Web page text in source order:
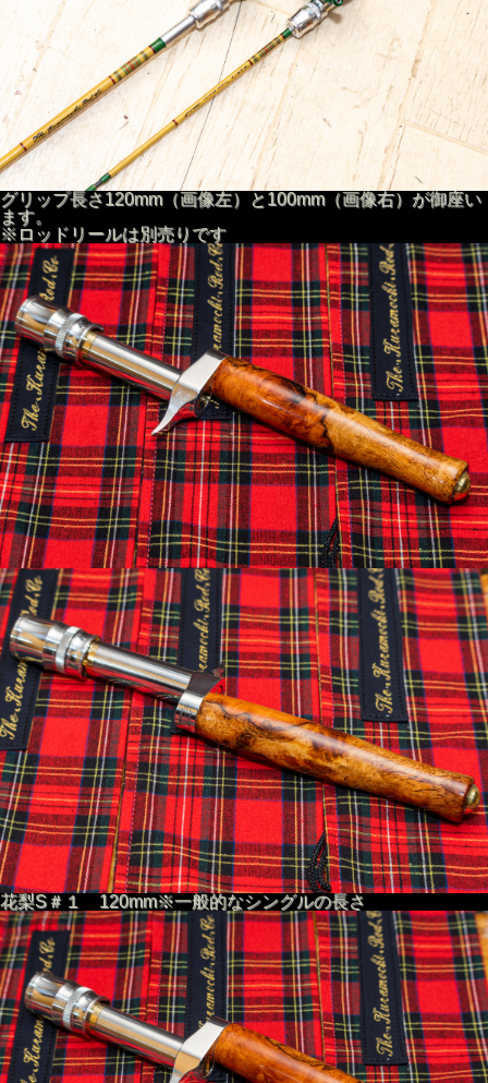
ついに誕生したクラモチロッド社のグリップが目指した道は
究極のミニマル！
限界まで剃り落としたカリカリチューンのスポーツカーの様
なソリッドな機能とデザインを
クラモチロッド社の変態的な拘りと多幸感をこの機会にどう
ぞ！
あ、かなりタイトな創りにつきクラモチロッド以外だと装着
出来ないロッドがたまにありますが、
クラモチロッド社が追って対応コネットやヘッドキャップ穴
加工等々対応して頂けるとの事なので、お気軽にご相談お問
い合わせ下さいませ！
２回目の今回はブライトリバーで一部装着できなかったロッ
ド用のヘッドキャップもご用意済みで、ご注文時にお好きな
方をお選び下さいませ！
※ブライトリバー社対応ヘッドキャップのみ別途購入も可能
デス5500円（税込）
グリップ長さ120mm（画像左）と100mm（画像右）が御座い
ます。
※ロッドリールは別売りです
花梨S＃１ 120mm※一般的なシングルの長さ